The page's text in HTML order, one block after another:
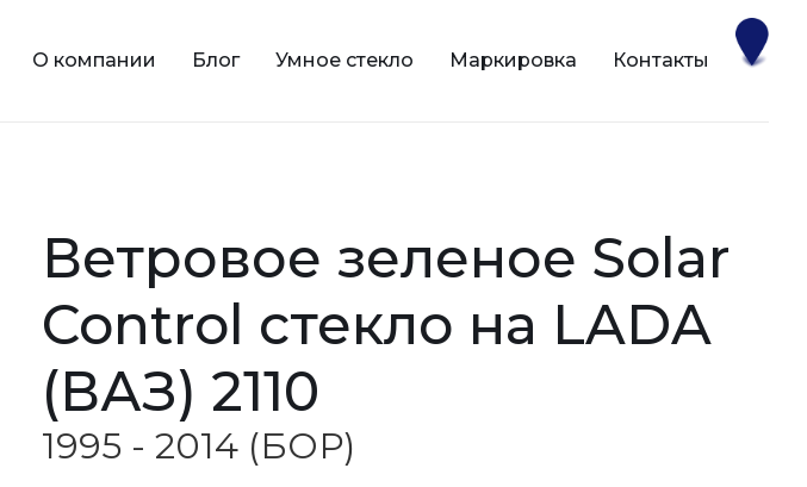
О компании Блог Умное стекло Маркировка Контакты
ветровое зеленое Solar
Control стекло на LADA
(ВАЗ) 2110
1995 - 2014 (БОР)